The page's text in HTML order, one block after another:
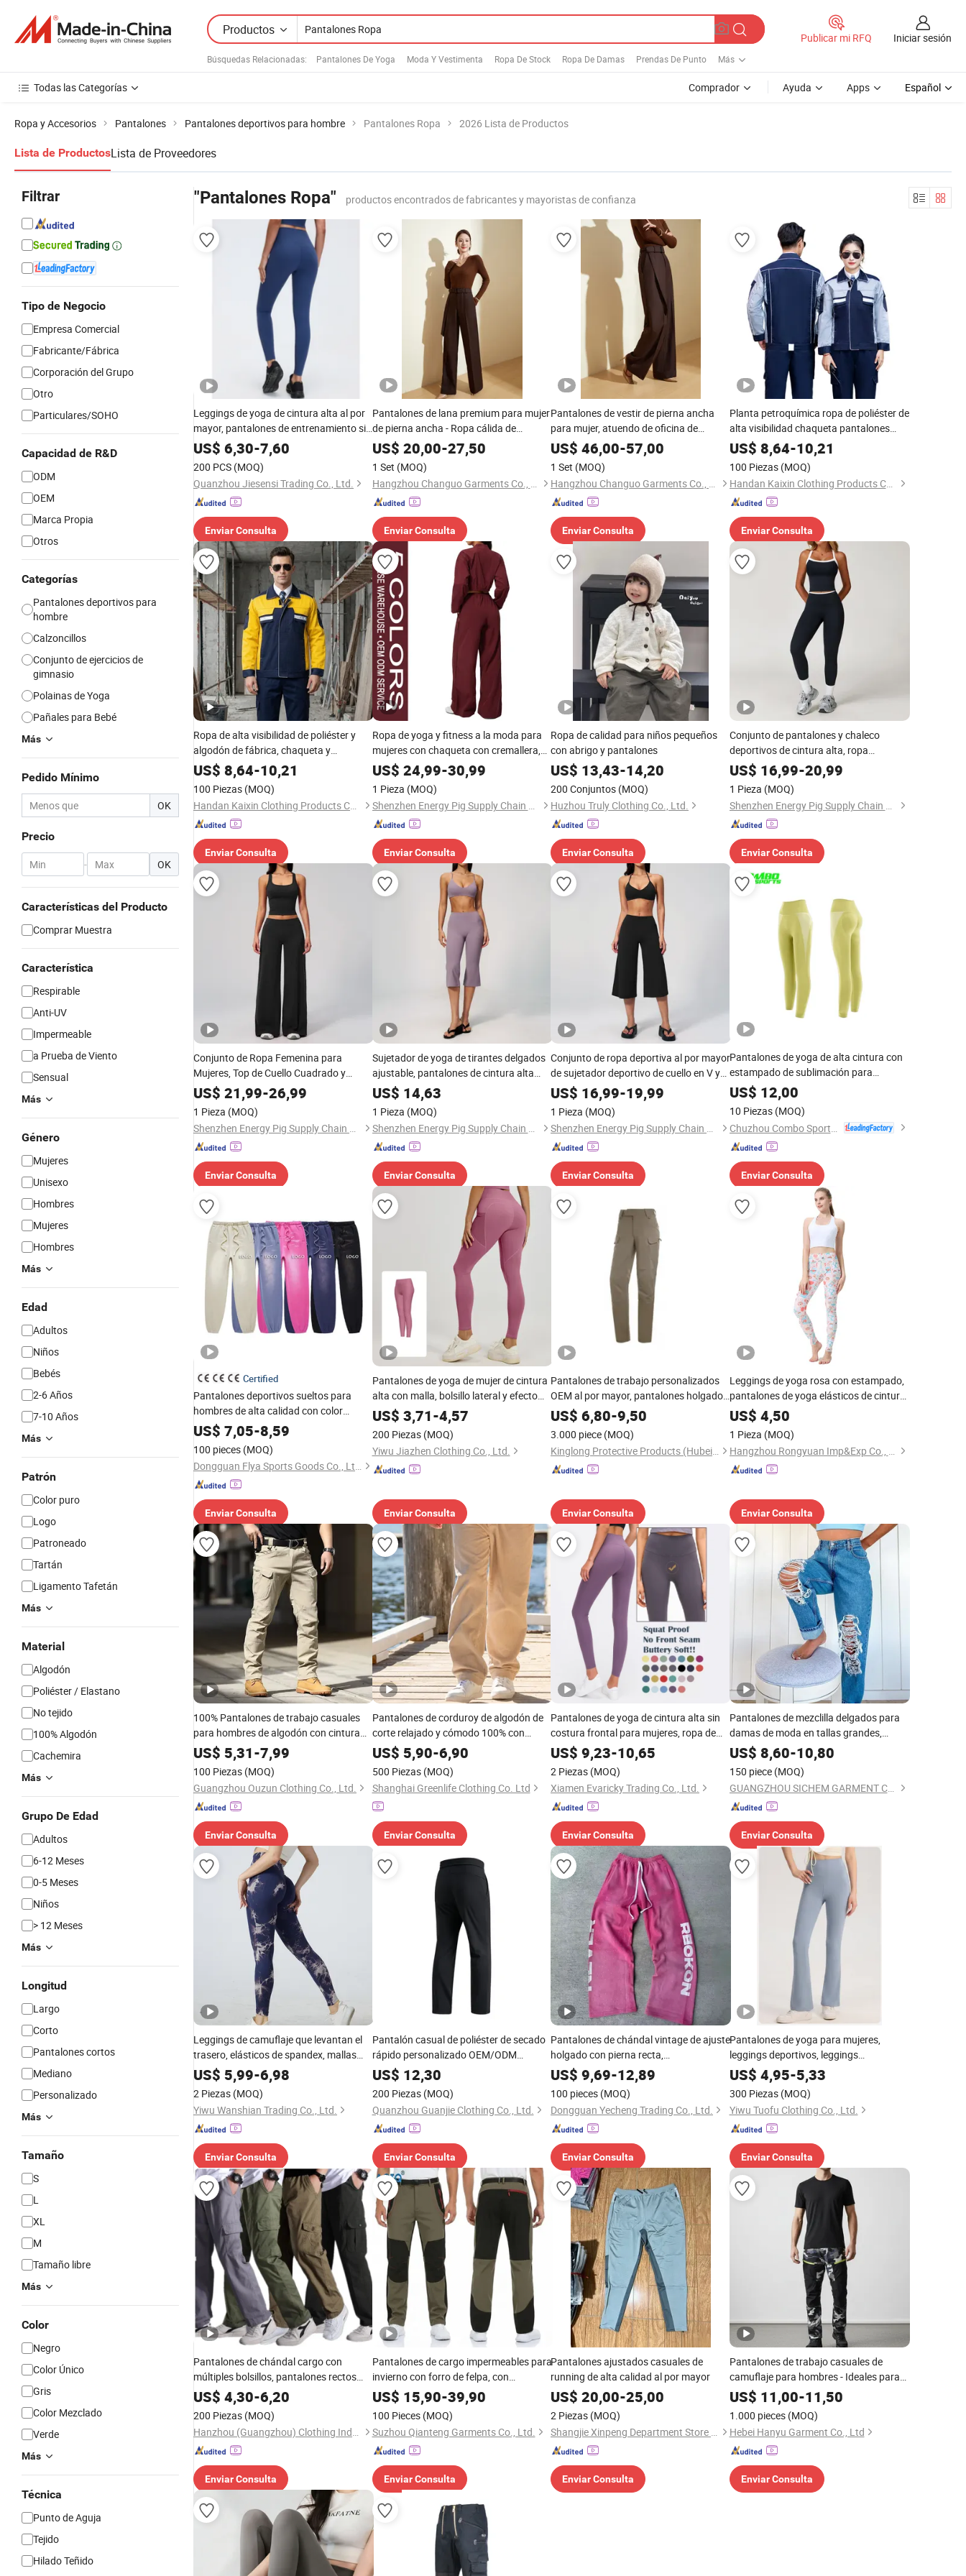
Productos
Búsquedas Relacionadas: Pantalones De Yoga Moda Y Vestimenta Ropa De Stock Ropa De Damas Prendas De Punto Más
Publicar mi RFQ Iniciar sesión
Todas las Categorías Comprador Ayuda Apps Español
Ropa y Accesorios Pantalones Pantalones deportivos para hombre Pantalones Ropa 2026 Lista de Productos
Lista de ProductosLista de Proveedores
Filtrar
Tipo de Negocio
Empresa Comercial
Fabricante/Fábrica
Corporación del Grupo
Otro
Particulares/SOHO
Capacidad de R&D
ODM
OEM
Marca Propia
Otros
Categorías
Pantalones deportivos para
hombre
Calzoncillos
Conjunto de ejercicios de
gimnasio
Polainas de Yoga
Pañales para Bebé
Más
Pedido Mínimo
OK
Precio
- OK
Características del Producto
Comprar Muestra
Característica
Respirable
Anti-UV
Impermeable
a Prueba de Viento
Sensual
Más
Género
Mujeres
Unisexo
Hombres
Mujeres
Hombres
Más
Edad
Adultos
Niños
Bebés
2-6 Años
7-10 Años
Más
Patrón
Color puro
Logo
Patroneado
Tartán
Ligamento Tafetán
Más
Material
Algodón
Poliéster / Elastano
No tejido
100% Algodón
Cachemira
Más
Grupo De Edad
Adultos
6-12 Meses
0-5 Meses
Niños
> 12 Meses
Más
Longitud
Largo
Corto
Pantalones cortos
Mediano
Personalizado
Más
Tamaño
S
L
XL
M
Tamaño libre
Más
Color
Negro
Color Único
Gris
Color Mezclado
Verde
Más
Técnica
Punto de Aguja
Tejido
Hilado Teñido
"Pantalones Ropa" productos encontrados de fabricantes y mayoristas de confianza
Leggings de yoga de cintura alta al por
mayor, pantalones de entrenamiento sin
costuras con logo personalizado, ropa
de fitness con control de abdomen para
mujeres
US$ 6,30-7,60
200 PCS (MOQ)
Quanzhou Jiesensi Trading Co., Ltd.
Enviar Consulta
Pantalones de lana premium para mujer
de pierna ancha - Ropa cálida de
invierno
US$ 20,00-27,50
1 Set (MOQ)
Hangzhou Changuo Garments Co., Ltd.
Enviar Consulta
Pantalones de vestir de pierna ancha
para mujer, atuendo de oficina de
invierno
US$ 46,00-57,00
1 Set (MOQ)
Hangzhou Changuo Garments Co., Ltd.
Enviar Consulta
Planta petroquímica ropa de poliéster de
alta visibilidad chaqueta pantalones
primavera otoño color personalizado
protección industrial EPP
US$ 8,64-10,21
100 Piezas (MOQ)
Handan Kaixin Clothing Products Co., Ltd.
Enviar Consulta
Ropa de alta visibilidad de poliéster y
algodón de fábrica, chaqueta y
pantalones de primavera y otoño, color
personalizado, pedido al por mayor,
equipo de seguridad industrial
US$ 8,64-10,21
100 Piezas (MOQ)
Handan Kaixin Clothing Products Co., Ltd.
Enviar Consulta
Ropa de yoga y fitness a la moda para
mujeres con chaqueta con cremallera,
mangas caídas y pantalones con bolsillo
de almacenamiento, conjunto de dos
piezas asequible 2026
US$ 24,99-30,99
1 Pieza (MOQ)
Shenzhen Energy Pig Supply Chain Management Co., Ltd.
Enviar Consulta
Ropa de calidad para niños pequeños
con abrigo y pantalones
US$ 13,43-14,20
200 Conjuntos (MOQ)
Huzhou Truly Clothing Co., Ltd.
Enviar Consulta
Conjunto de pantalones y chaleco
deportivos de cintura alta, ropa
deportiva, vestimenta de fitness
US$ 16,99-20,99
1 Pieza (MOQ)
Shenzhen Energy Pig Supply Chain Management Co., Ltd.
Enviar Consulta
Conjunto de Ropa Femenina para
Mujeres, Top de Cuello Cuadrado y
Pantalones Anchos de Cintura Baja,
Ropa Deportiva para la Comodidad
US$ 21,99-26,99
1 Pieza (MOQ)
Shenzhen Energy Pig Supply Chain Management Co., Ltd.
Enviar Consulta
Sujetador de yoga de tirantes delgados
ajustable, pantalones de cintura alta
anti-rodadura 7/8 acampanados,
conjunto deportivo a juego, ropa
deportiva
US$ 14,63
1 Pieza (MOQ)
Shenzhen Energy Pig Supply Chain Management Co., Ltd.
Enviar Consulta
Conjunto de ropa deportiva al por mayor
de sujetador deportivo de cuello en V y
pantalones cropped de pierna ancha,
ropa de gimnasio suelta, moda para
mujer
US$ 16,99-19,99
1 Pieza (MOQ)
Shenzhen Energy Pig Supply Chain Management Co., Ltd.
Enviar Consulta
Pantalones de yoga de alta cintura con
estampado de sublimación para
mujeres elegantes
US$ 12,00
10 Piezas (MOQ)
Enviar Consulta
Certified
Pantalones deportivos sueltos para
hombres de alta calidad con color
degradado y pies agrupados al por
mayor
US$ 7,05-8,59
100 pieces (MOQ)
Dongguan Flya Sports Goods Co., Ltd.
Enviar Consulta
Pantalones de yoga de mujer de cintura
alta con malla, bolsillo lateral y efecto
levantador de glúteos
US$ 3,71-4,57
200 Piezas (MOQ)
Yiwu Jiazhen Clothing Co., Ltd.
Enviar Consulta
Pantalones de trabajo personalizados
OEM al por mayor, pantalones holgados
de calle, pantalones de nailon y spandex
elásticos, pantalones cargo de múltiples
bolsillos para hombres, ropa de trabajo
US$ 6,80-9,50
3.000 piece (MOQ)
Kinglong Protective Products (Hubei) Co., Ltd.
Enviar Consulta
Leggings de yoga rosa con estampado,
pantalones de yoga elásticos de cintura
alta para mujer
US$ 4,50
1 Pieza (MOQ)
Hangzhou Rongyuan Imp&Exp Co., Ltd.
Enviar Consulta
100% Pantalones de trabajo casuales
para hombres de algodón con cintura
elástica, pantalones de talla grande,
pantalones cargo holgados con
múltiples bolsillos
US$ 5,31-7,99
100 Piezas (MOQ)
Guangzhou Ouzun Clothing Co., Ltd.
Enviar Consulta
Pantalones de corduroy de algodón de
corte relajado y cómodo 100% con
cinturilla elástica y bolsillos laterales
US$ 5,90-6,90
500 Piezas (MOQ)
Shanghai Greenlife Clothing Co. Ltd
Enviar Consulta
Pantalones de yoga de cintura alta sin
costura frontal para mujeres, ropa de
gimnasio, leggings de yoga
US$ 9,23-10,65
2 Piezas (MOQ)
Xiamen Evaricky Trading Co., Ltd.
Enviar Consulta
Pantalones de mezclilla delgados para
damas de moda en tallas grandes,
lavados y desgastados
US$ 8,60-10,80
150 piece (MOQ)
GUANGZHOU SICHEM GARMENT CO., LTD
Enviar Consulta
Leggings de camuflaje que levantan el
trasero, elásticos de spandex, mallas
para el gimnasio, pantalones de yoga de
cintura alta para mujer
US$ 5,99-6,98
2 Piezas (MOQ)
Yiwu Wanshian Trading Co., Ltd.
Enviar Consulta
Pantalón casual de poliéster de secado
rápido personalizado OEM/ODM
amigable con la piel para jugar al tenis
100%
US$ 12,30
200 Piezas (MOQ)
Quanzhou Guanjie Clothing Co., Ltd.
Enviar Consulta
Pantalones de chándal vintage de ajuste
holgado con pierna recta,
personalizados, deslavados al sol, con
strass y estampado en pantalla para
hombres
US$ 9,69-12,89
100 pieces (MOQ)
Dongguan Yecheng Trading Co., Ltd.
Enviar Consulta
Pantalones de yoga para mujeres,
leggings deportivos, leggings
moldeadores, levantamiento de glúteos,
control de abdomen, pantalones
acampanados
US$ 4,95-5,33
300 Piezas (MOQ)
Yiwu Tuofu Clothing Co., Ltd.
Enviar Consulta
Pantalones de chándal cargo con
múltiples bolsillos, pantalones rectos
personalizados para hombres,
pantalones caqui, pantalones cargo
para hombres
US$ 4,30-6,20
200 Piezas (MOQ)
Hanzhou (Guangzhou) Clothing Industry Co., Ltd.
Enviar Consulta
Pantalones de cargo impermeables para
invierno con forro de felpa, con
cremallera en la parte inferior, ideales
para esquí, snowboard y senderismo en
la nieve
US$ 15,90-39,90
100 Pieces (MOQ)
Suzhou Qianteng Garments Co., Ltd.
Enviar Consulta
Pantalones ajustados casuales de
running de alta calidad al por mayor
US$ 20,00-25,00
2 Piezas (MOQ)
Shangjie Xinpeng Department Store Business House (Individual Business Owner) of Minhou County
Enviar Consulta
Pantalones de trabajo casuales de
camuflaje para hombres - Ideales para
aventuras al aire libre y uso diario
US$ 11,00-11,50
1.000 pieces (MOQ)
Hebei Hanyu Garment Co., Ltd
Enviar Consulta